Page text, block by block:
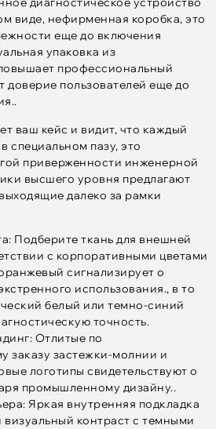
виде, нефирменная коробка, это
еще до включения
упаковка из
профессиональный
доверие пользователей еще до
ваш кейс и видит, что каждый
специальном пазу, это
приверженности инженерной
высшего уровня предлагают
далеко за рамки
Подберите ткань для внешней
с корпоративными цветами
сигнализирует о
использования., в то
белый или темно-синий
точность.
Отлитые по
заказу застежки-молнии и
логотипы свидетельствуют о
промышленному дизайну..
Яркая внутренняя подкладка
визуальный контраст с темными